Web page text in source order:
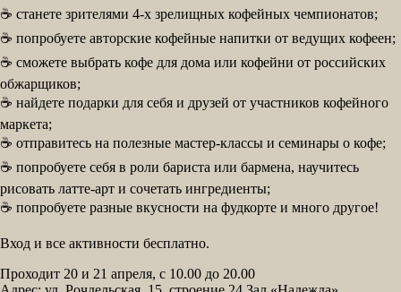
☕ станете зрителями 4-х зрелищных кофейных чемпионатов;
☕ попробуете авторские кофейные напитки от ведущих кофеен;
☕ сможете выбрать кофе для дома или кофейни от российских
обжарщиков;
☕ найдете подарки для себя и друзей от участников кофейного
маркета;
☕ отправитесь на полезные мастер-классы и семинары о кофе;
☕ попробуете себя в роли бариста или бармена, научитесь
рисовать латте-арт и сочетать ингредиенты;
☕ попробуете разные вкусности на фудкорте и много другое!
Вход и все активности бесплатно.
Проходит 20 и 21 апреля, с 10.00 до 20.00